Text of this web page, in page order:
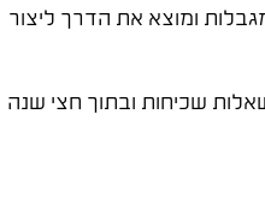
ומוצא את הדרך ליצור
שכיחות ובתוך חצי שנה